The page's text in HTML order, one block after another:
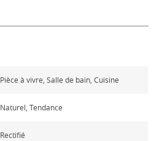
Pièce à vivre, Salle de bain, Cuisine
Naturel, Tendance
Rectifié